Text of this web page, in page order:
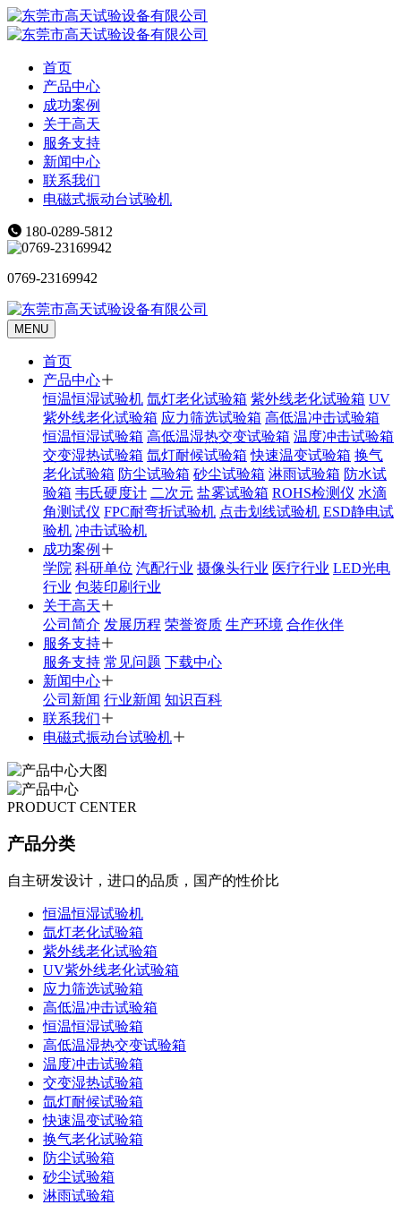
首页
产品中心
成功案例
关于高天
服务支持
新闻中心
联系我们
电磁式振动台试验机
180-0289-5812
0769-23169942
MENU
首页
产品中心
恒温恒湿试验机 氙灯老化试验箱 紫外线老化试验箱 UV
紫外线老化试验箱 应力筛选试验箱 高低温冲击试验箱
恒温恒湿试验箱 高低温湿热交变试验箱 温度冲击试验箱
交变湿热试验箱 氙灯耐候试验箱 快速温变试验箱 换气
老化试验箱 防尘试验箱 砂尘试验箱 淋雨试验箱 防水试
验箱 韦氏硬度计 二次元 盐雾试验箱 ROHS检测仪 水滴
角测试仪 FPC耐弯折试验机 点击划线试验机 ESD静电试
验机 冲击试验机
成功案例
学院 科研单位 汽配行业 摄像头行业 医疗行业 LED光电
行业 包装印刷行业
关于高天
公司简介 发展历程 荣誉资质 生产环境 合作伙伴
服务支持
服务支持 常见问题 下载中心
新闻中心
公司新闻 行业新闻 知识百科
联系我们
电磁式振动台试验机
PRODUCT CENTER
产品分类
自主研发设计，进口的品质，国产的性价比
恒温恒湿试验机
氙灯老化试验箱
紫外线老化试验箱
UV紫外线老化试验箱
应力筛选试验箱
高低温冲击试验箱
恒温恒湿试验箱
高低温湿热交变试验箱
温度冲击试验箱
交变湿热试验箱
氙灯耐候试验箱
快速温变试验箱
换气老化试验箱
防尘试验箱
砂尘试验箱
淋雨试验箱